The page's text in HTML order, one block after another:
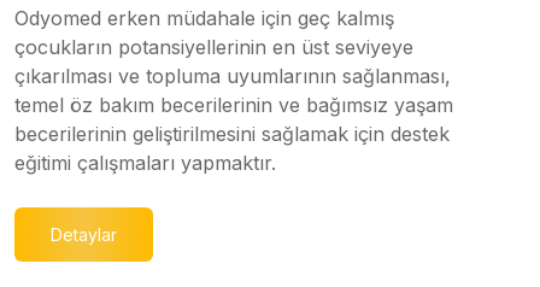
Odyomed erken müdahale için geç kalmış
çocukların potansiyellerinin en üst seviyeye
çıkarılması ve topluma uyumlarının sağlanması,
temel öz bakım becerilerinin ve bağımsız yaşam
becerilerinin geliştirilmesini sağlamak için destek
eğitimi çalışmaları yapmaktır.
Detaylar